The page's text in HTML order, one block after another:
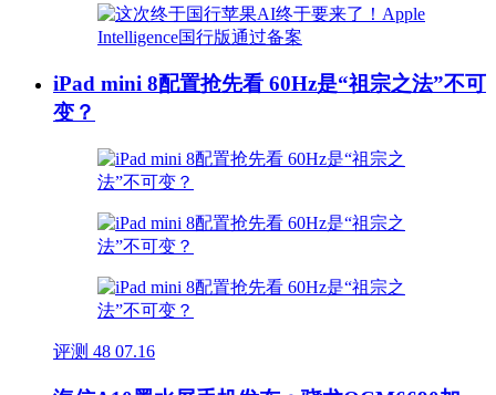
iPad mini 8配置抢先看 60Hz是“祖宗之法”不可
变？
评测 48 07.16